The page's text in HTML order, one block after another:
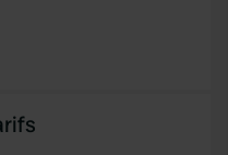
and ads, to
to analyse our traffic.
collected from your use